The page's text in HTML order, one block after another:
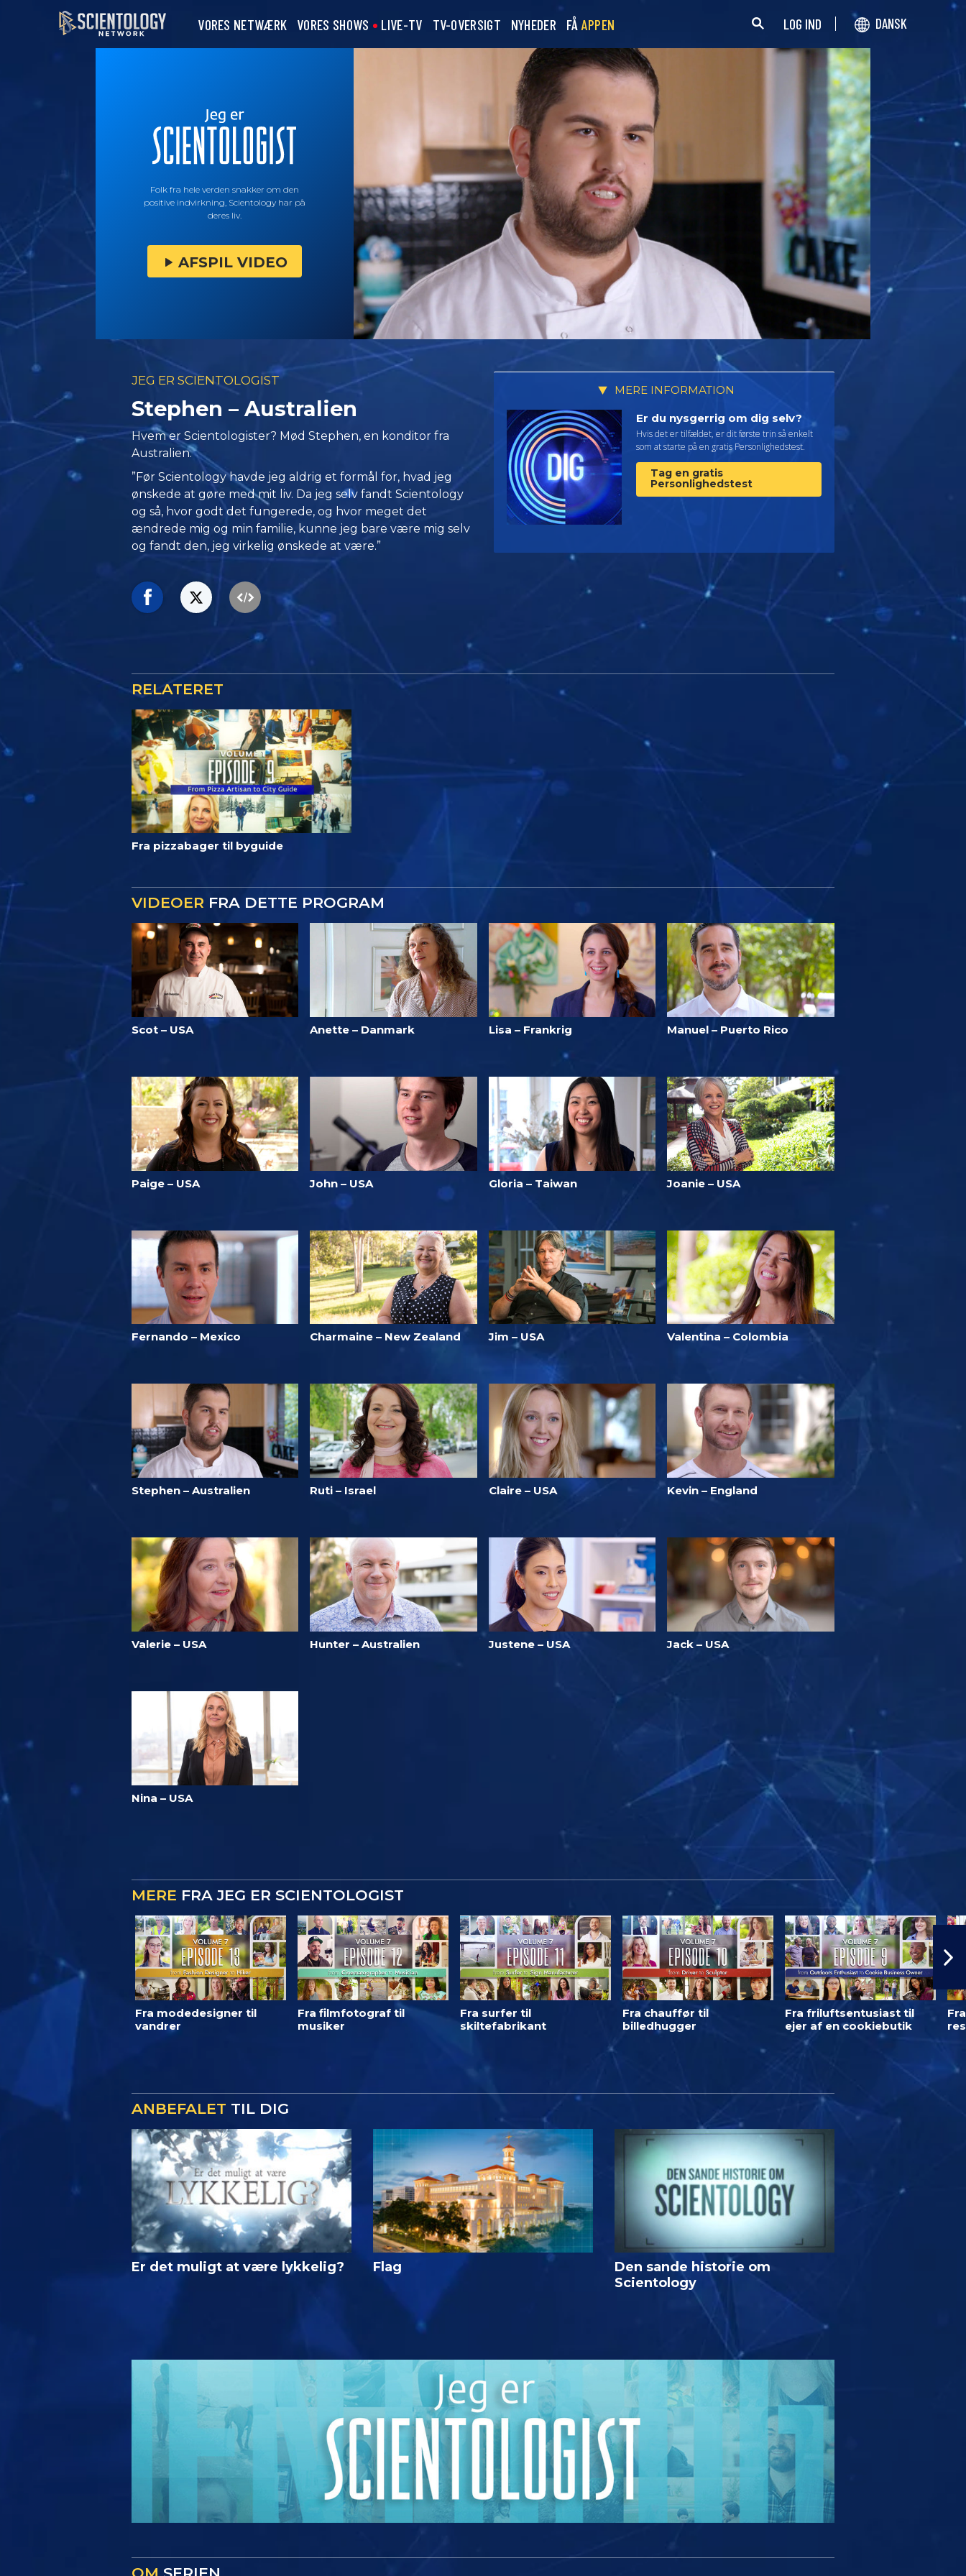
VORES NETWÆRK VORES SHOWS LIVE-TV TV-OVERSIGT NYHEDER FÅ APPEN LOG IND DANSK
Folk fra hele verden snakker om den
positive indvirkning, Scientology har på
deres liv.
AFSPIL VIDEO
JEG ER SCIENTOLOGIST
Stephen – Australien
Hvem er Scientologister? Mød Stephen, en konditor fra
Australien.
”Før Scientology havde jeg aldrig et formål for, hvad jeg
ønskede at gøre med mit liv. Da jeg selv fandt Scientology
og så, hvor godt det fungerede, og hvor meget det
ændrede mig og min familie, kunne jeg bare være mig selv
og fandt den, jeg virkelig ønskede at være.”
MERE INFORMATION
Er du nysgerrig om dig selv?
Hvis det er tilfældet, er dit første trin så enkelt
som at starte på en gratis Personlighedstest.
Tag en gratis
Personlighedstest
RELATERET
Fra pizzabager til byguide
VIDEOER FRA DETTE PROGRAM
Scot – USA Anette – Danmark Lisa – Frankrig Manuel – Puerto Rico
Paige – USA John – USA Gloria – Taiwan Joanie – USA
Fernando – Mexico Charmaine – New Zealand Jim – USA Valentina – Colombia
Stephen – Australien Ruti – Israel Claire – USA Kevin – England
Valerie – USA Hunter – Australien Justene – USA Jack – USA
Nina – USA
MERE FRA JEG ER SCIENTOLOGIST
Fra modedesigner til
vandrer
Fra filmfotograf til
musiker
Fra surfer til
skiltefabrikant
Fra chauffør til
billedhugger
Fra friluftsentusiast til
ejer af en cookiebutik
ANBEFALET TIL DIG
Er det muligt at være lykkelig? Flag
Den sande historie om
Scientology